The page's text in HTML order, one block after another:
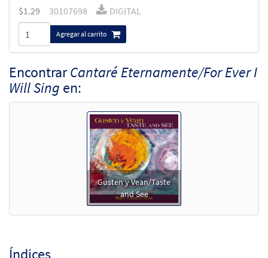
$1.29 30107698 DIGITAL
Agregar al carrito
EncontrarCantaré Eternamente/For Ever I
Will Sing en:
Gusten y Vean/Taste
and See
Índices